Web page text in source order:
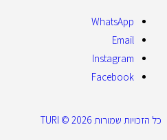
WhatsApp
Email
Instagram
Facebook
כל הזכויות שמורות 2026 © TURI